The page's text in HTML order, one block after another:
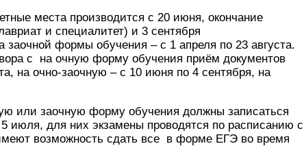
места производится с 20 июня, окончание
и специалитет) и 3 сентября
формы обучения – с 1 апреля по 23 августа.
с на очную форму обучения приём документов
на очно-заочную – с 10 июня по 4 сентября, на
или заочную форму обучения должны записаться
июля, для них экзамены проводятся по расписанию с
возможность сдать все в форме ЕГЭ во время